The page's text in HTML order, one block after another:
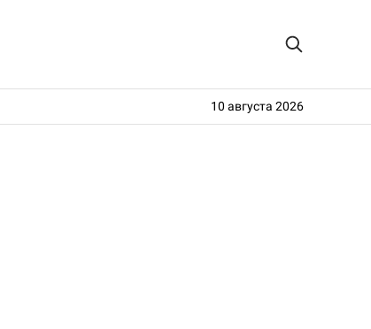
10 августа 2026